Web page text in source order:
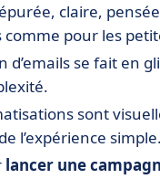
claire,
pour les
d’emails se fait en
sont
l’expérience simple.
lancer une